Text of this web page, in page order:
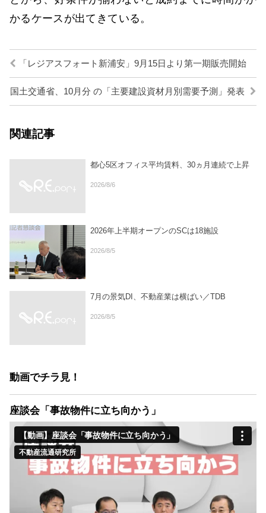
かるケースが出てきている。
「レジアスフォート新浦安」9月15日より第一期販売開始
国土交通省、10月分 の「主要建設資材月別需要予測」発表
関連記事
都心5区オフィス平均賃料、30ヵ月連続で上昇
2026/8/6
2026年上半期オープンのSCは18施設
2026/8/5
7月の景気DI、不動産業は横ばい／TDB
2026/8/5
動画でチラ見！
座談会「事故物件に立ち向かう」